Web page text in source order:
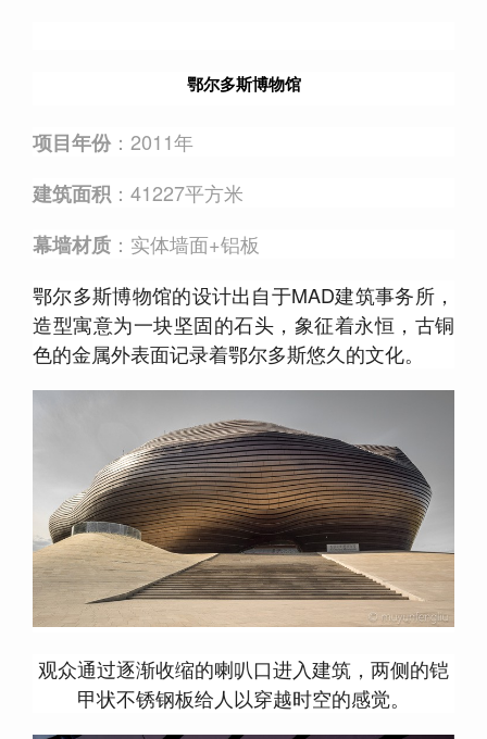
鄂尔多斯博物馆
项目年份 ：2011年
建筑面积 ：41227平方米
幕墙材质 ：实体墙面+铝板
鄂尔多斯博物馆的设计出自于MAD建筑事务所，
造型寓意为一块坚固的石头，象征着永恒，古铜
色的金属外表面记录着鄂尔多斯悠久的文化。
观众通过逐渐收缩的喇叭口进入建筑，两侧的铠
甲状不锈钢板给人以穿越时空的感觉。